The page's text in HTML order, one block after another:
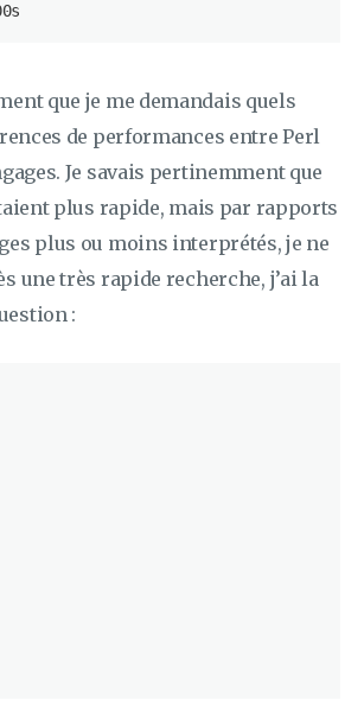
que je me demandais quels
de performances entre Perl
Je savais pertinemment que
plus rapide, mais par rapports
plus ou moins interprétés, je ne
une très rapide recherche, j’ai la
: